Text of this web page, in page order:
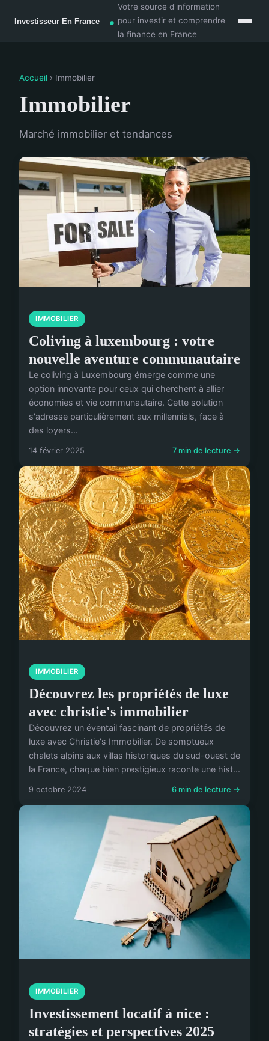
Votre source d'information
pour investir et comprendre
la finance en France
Accueil › Immobilier
Immobilier
Marché immobilier et tendances
IMMOBILIER
Coliving à luxembourg : votre
nouvelle aventure communautaire
Le coliving à Luxembourg émerge comme une
option innovante pour ceux qui cherchent à allier
économies et vie communautaire. Cette solution
s'adresse particulièrement aux millennials, face à
des loyers...
14 février 2025 7 min de lecture →
IMMOBILIER
Découvrez les propriétés de luxe
avec christie's immobilier
Découvrez un éventail fascinant de propriétés de
luxe avec Christie's Immobilier. De somptueux
chalets alpins aux villas historiques du sud-ouest de
la France, chaque bien prestigieux raconte une hist...
9 octobre 2024 6 min de lecture →
IMMOBILIER
Investissement locatif à nice :
stratégies et perspectives 2025